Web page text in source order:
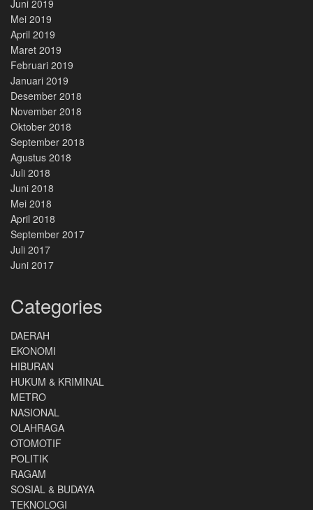
Juni 2019
Mei 2019
April 2019
Maret 2019
Februari 2019
Januari 2019
Desember 2018
November 2018
Oktober 2018
September 2018
Agustus 2018
Juli 2018
Juni 2018
Mei 2018
April 2018
September 2017
Juli 2017
Juni 2017
Categories
DAERAH
EKONOMI
HIBURAN
HUKUM & KRIMINAL
METRO
NASIONAL
OLAHRAGA
OTOMOTIF
POLITIK
RAGAM
SOSIAL & BUDAYA
TEKNOLOGI